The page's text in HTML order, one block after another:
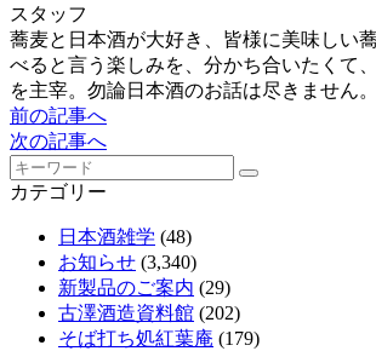
スタッフ
蕎麦と日本酒が大好き、皆様に美味しい
べると言う楽しみを、分かち合いたくて
を主宰。勿論日本酒のお話は尽きません。
前の記事へ
次の記事へ
カテゴリー
日本酒雑学 (48)
お知らせ (3,340)
新製品のご案内 (29)
古澤酒造資料館 (202)
そば打ち処紅葉庵 (179)